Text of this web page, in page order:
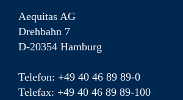
Aequitas AG
Drehbahn 7
D-20354 Hamburg
Telefon: +49 40 46 89 89-0
Telefax: +49 40 46 89 89-100